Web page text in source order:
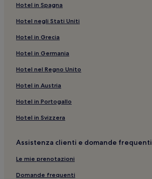
Hotel in Spagna
Hotel negli Stati Uniti
Hotel in Grecia
Hotel in Germania
Hotel nel Regno Unito
Hotel in Austria
Hotel in Portogallo
Hotel in Svizzera
Assistenza clienti e domande frequenti
Le mie prenotazioni
Domande frequenti